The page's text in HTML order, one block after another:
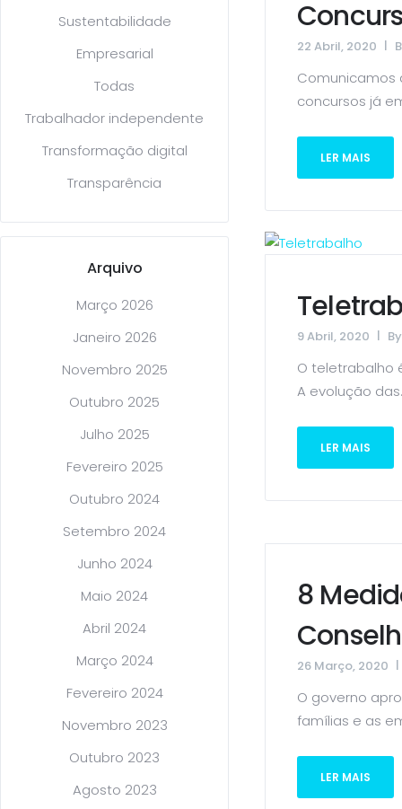
Sustentabilidade
Empresarial
Todas
Trabalhador independente
Transformação digital
Transparência
Arquivo
Março 2026
Janeiro 2026
Novembro 2025
Outubro 2025
Julho 2025
Fevereiro 2025
Outubro 2024
Setembro 2024
Junho 2024
Maio 2024
Abril 2024
Março 2024
Fevereiro 2024
Novembro 2023
Outubro 2023
Agosto 2023
22 Abril, 2020
Comunicamos
concursos já em
LER MAIS
9 Abril, 2020
O teletrabalho
A evolução
LER MAIS
8
26 Março, 2020
O governo
famílias e as
LER MAIS